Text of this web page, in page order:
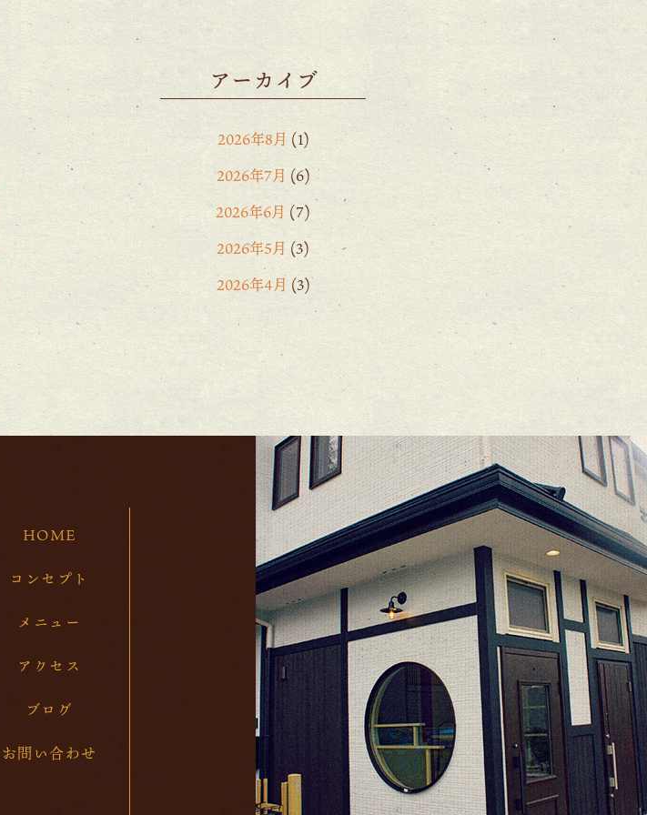
アーカイブ
2026年8月 (1)
2026年7月 (6)
2026年6月 (7)
2026年5月 (3)
2026年4月 (3)
2026年3月
2026年2月
2025年12月(15)
2025年11月(8)
2025年10月(6)
2025年9月(11)
2025年8月(11)
2025年7月(12)
2025年6月(13)
2024年12月(1)
2024年10月 (1)
(1)
2023年5月(1)
HOME
コンセプト
メニュー
アクセス
ブログ
お問い合わせ